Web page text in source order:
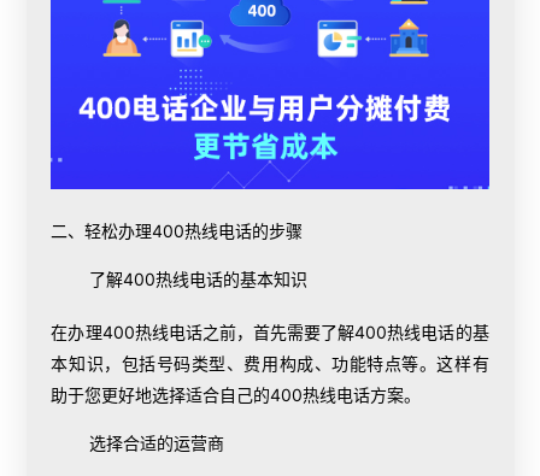
二、轻松办理400热线电话的步骤
了解400热线电话的基本知识
在办理400热线电话之前，首先需要了解400热线电话的基
本知识，包括号码类型、费用构成、功能特点等。这样有
助于您更好地选择适合自己的400热线电话方案。
选择合适的运营商